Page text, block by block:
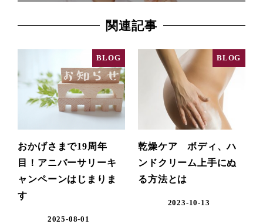
関連記事
BLOG
おかげさまで19周年
目！アニバーサリーキ
ャンペーンはじまりま
す
2025-08-01
BLOG
乾燥ケア ボディ、ハ
ンドクリーム上手にぬ
る方法とは
2023-10-13